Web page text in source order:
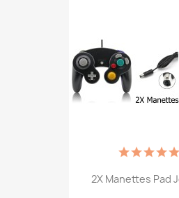
2X Manettes Pad